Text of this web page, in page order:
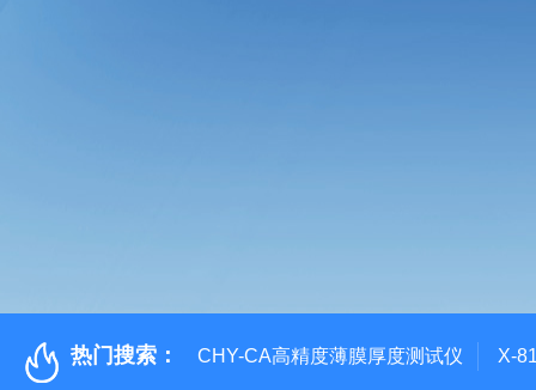
热门搜索： CHY-CA高精度薄膜厚度测试仪 X-